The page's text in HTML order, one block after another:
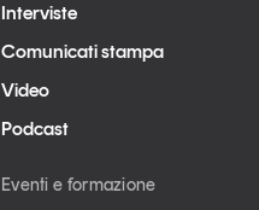
Interviste
Comunicati stampa
Video
Podcast
Eventi e formazione